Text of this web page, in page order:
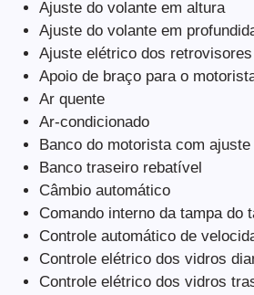
Ajuste do volante em altura
Ajuste do volante em
Ajuste elétrico dos retrovisores
Apoio de braço para o
Ar quente
Ar-condicionado
Banco do motorista com
Banco traseiro rebatível
Câmbio automático
Comando interno da tampa do
Controle automático de
Controle elétrico dos vidros
Controle elétrico dos vidros